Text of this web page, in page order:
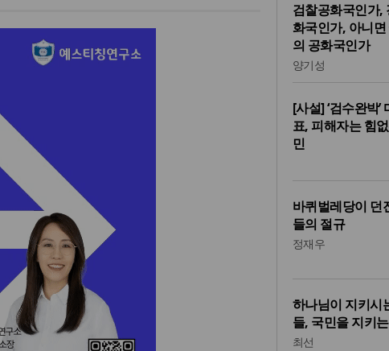
검찰공화국인가,
화국인가, 아니면
의 공화국인가
양기성
[사설] ‘검수완박’
표, 피해자는 힘
민
바퀴벌레당이 던
들의 절규
정재우
하나님이 지키시
들, 국민을 지키
최선